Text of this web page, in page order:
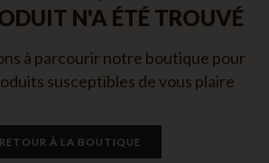
N'A ÉTÉ TROUVÉ
à parcourir notre boutique pour
susceptibles de vous plaire
RETOUR À LA BOUTIQUE